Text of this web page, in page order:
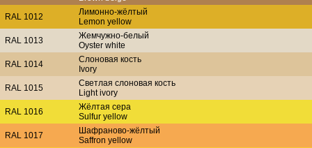
RAL 1012
Лимонно-жёлтый
Lemon yellow
RAL 1013
Жемчужно-белый
Oyster white
RAL 1014
Слоновая кость
Ivory
RAL 1015
Светлая слоновая кость
Light ivory
RAL 1016
Жёлтая сера
Sulfur yellow
RAL 1017
Шафраново-жёлтый
Saffron yellow